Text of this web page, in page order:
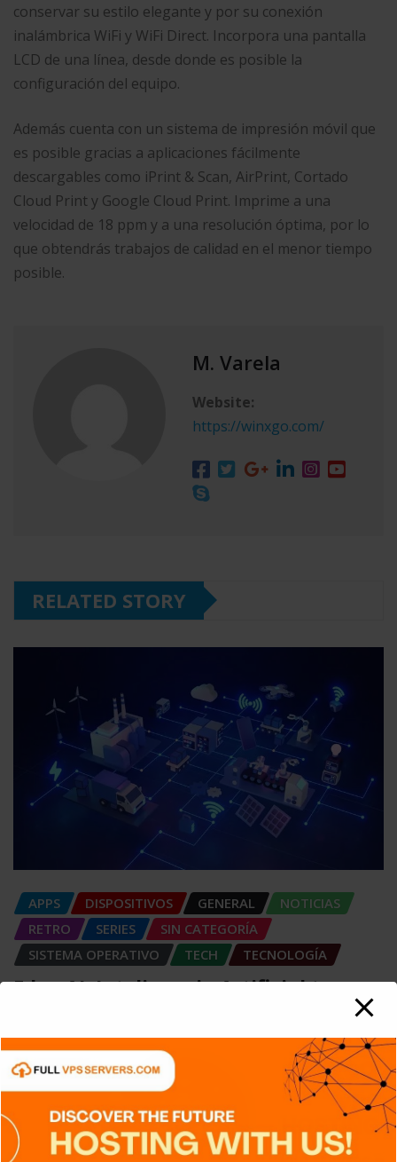
conservar su estilo elegante y por su conexión
inalámbrica WiFi y WiFi Direct. Incorpora una pantalla
LCD de una línea, desde donde es posible la
configuración del equipo.
Además cuenta con un sistema de impresión móvil que
es posible gracias a aplicaciones fácilmente
descargables como iPrint & Scan, AirPrint, Cortado
Cloud Print y Google Cloud Print. Imprime a una
velocidad de 18 ppm y a una resolución óptima, por lo
que obtendrás trabajos de calidad en el menor tiempo
posible.
M. Varela
Website:
https://winxgo.com/
RELATED STORY
APPS DISPOSITIVOS GENERAL
NOTICIAS
RETRO
SERIES
SIN CATEGORÍA
SISTEMA OPERATIVO
TECH TECNOLOGÍA
Edge AI: Inteligencia Artificial toma
Carlos Conde